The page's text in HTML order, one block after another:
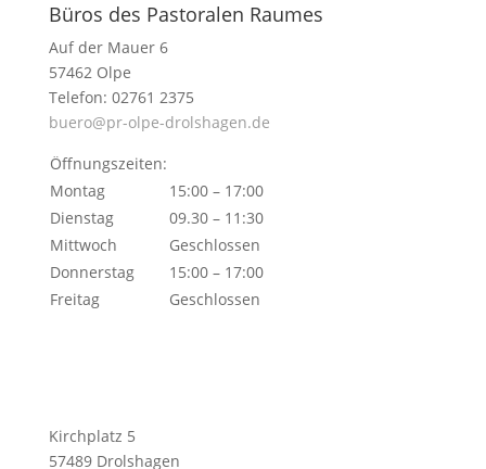
Büros des Pastoralen Raumes
Auf der Mauer 6
57462 Olpe
Telefon: 02761 2375
buero@pr-olpe-drolshagen.de
Öffnungszeiten:
Montag
15:00 – 17:00
Dienstag
09.30 – 11:30
Mittwoch
Geschlossen
Donnerstag
15:00 – 17:00
Freitag
Geschlossen
Kirchplatz 5
57489 Drolshagen